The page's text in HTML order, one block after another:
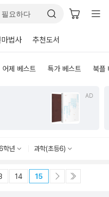
법사 추천도서
어제 베스트 특가 베스트 북플
AD
학년 과학(초등6)
14 15